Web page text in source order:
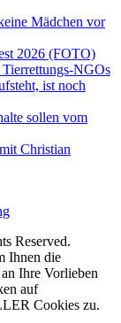
Mädchen vor
2026 (FOTO)
NGOs
ist noch
sollen vom
Christian
Reserved.
Ihnen die
Ihre Vorlieben
auf
Cookies zu.